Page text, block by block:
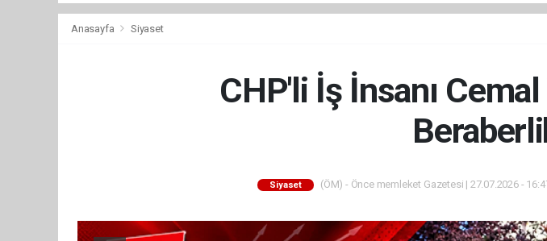
Anasayfa Siyaset
CHP'li İş İnsanı
Siyaset (ÖM) - Önce memleket Gazetesi | 27.07.2026 -